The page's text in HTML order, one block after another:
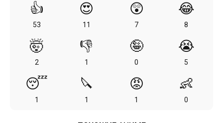
👍
53
😍
11
😲
7
😂
8
🤯
2
👎
1
🤪
0
😭
5
😴
1
🔪
1
😡
1
👶
0